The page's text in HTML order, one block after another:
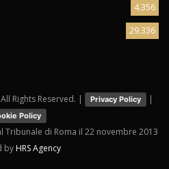
4.356
29.336
All Rights Reserved. | Privacy Policy |
Policy
Tribunale di Roma il 22 novembre 2013
by HRS Agency